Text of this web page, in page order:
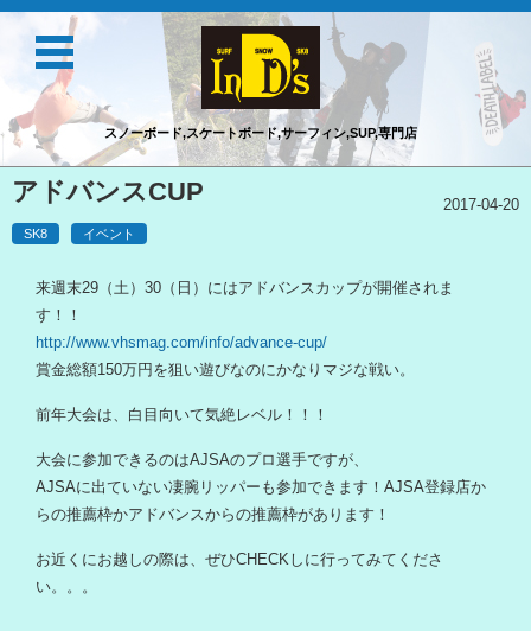
スノーボード,スケートボード,サーフィン,SUP,専門店
コンテンツに移動
アドバンスCUP 2017-04-20
SK8 イベント
来週末29（土）30（日）にはアドバンスカップが開催されま
す！！
http://www.vhsmag.com/info/advance-cup/
賞金総額150万円を狙い遊びなのにかなりマジな戦い。
前年大会は、白目向いて気絶レベル！！！
大会に参加できるのはAJSAのプロ選手ですが、
AJSAに出ていない凄腕リッパーも参加できます！AJSA登録店か
らの推薦枠かアドバンスからの推薦枠があります！
お近くにお越しの際は、ぜひCHECKしに行ってみてくださ
い。。。